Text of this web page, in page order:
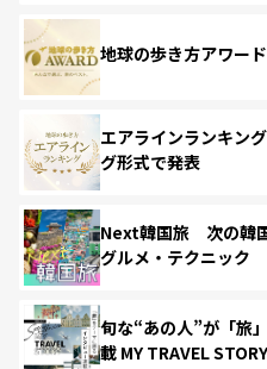
地球の歩き方アワー
エアラインランキン
グ形式で発表
Next韓国旅 次の韓
グルメ・テクニック
旬な“あの人”が「旅
載 MY TRAVEL STORY